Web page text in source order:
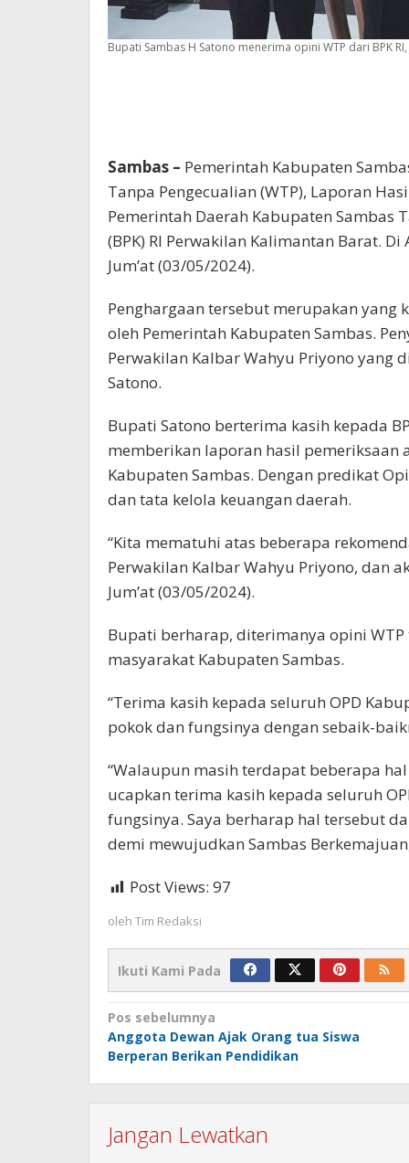
Bupati Sambas H Satono menerima opini WTP dari BPK
Sambas – Pemerintah Kabupaten
Tanpa Pengecualian (WTP), Laporan
Pemerintah Daerah Kabupaten Sambas
(BPK) RI Perwakilan Kalimantan Barat.
Jum’at (03/05/2024).
Penghargaan tersebut merupakan
oleh Pemerintah Kabupaten Sambas.
Perwakilan Kalbar Wahyu Priyono yang
Satono.
Bupati Satono berterima kasih kepada
memberikan laporan hasil pemeriksaan
Kabupaten Sambas. Dengan predikat
dan tata kelola keuangan daerah.
“Kita mematuhi atas beberapa
Perwakilan Kalbar Wahyu Priyono, dan
Jum’at (03/05/2024).
Bupati berharap, diterimanya opini
masyarakat Kabupaten Sambas.
“Terima kasih kepada seluruh OPD
pokok dan fungsinya dengan sebaik-
“Walaupun masih terdapat beberapa
ucapkan terima kasih kepada seluruh
fungsinya. Saya berharap hal tersebut
demi mewujudkan Sambas
Post Views: 97
oleh Tim Redaksi
Ikuti Kami Pada
Navigasi
pos
Pos sebelumnya
Anggota Dewan Ajak Orang tua Siswa
Berperan Berikan Pendidikan
Jangan Lewatkan